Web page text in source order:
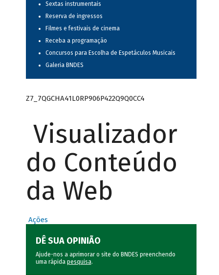
Sextas instrumentais
Reserva de ingressos
Filmes e festivais de cinema
Receba a programação
Concursos para Escolha de Espetáculos Musicais
Galeria BNDES
Z7_7QGCHA41L0RP906P422Q9Q0CC4
Visualizador
do Conteúdo
da Web
Ações
DÊ SUA OPINIÃO
Ajude-nos a aprimorar o site do BNDES preenchendo
uma rápida pesquisa.